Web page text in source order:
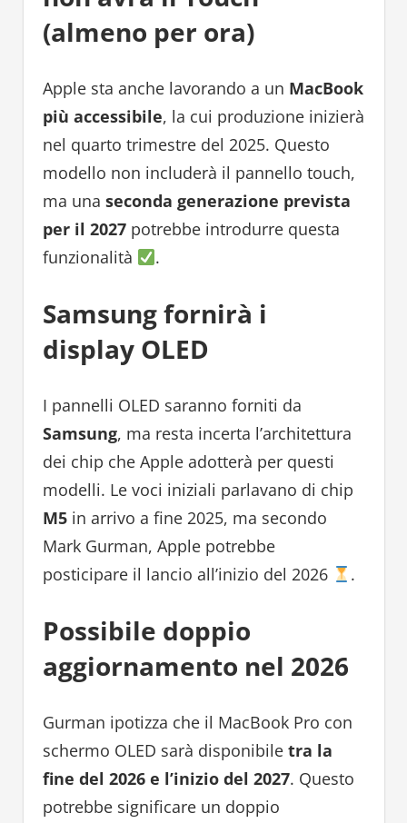
(almeno per ora)
Apple sta anche lavorando a un MacBook
più accessibile, la cui produzione inizierà
nel quarto trimestre del 2025. Questo
modello non includerà il pannello touch,
ma una seconda generazione prevista
per il 2027potrebbe introdurre questa
funzionalità
.
Samsung fornirà i
display OLED
I pannelli OLED saranno forniti da
Samsung, ma resta incerta l’architettura
dei chip che Apple adotterà per questi
modelli. Le voci iniziali parlavano di chip
M5in arrivo a fine 2025, ma secondo
Mark Gurman, Apple potrebbe
posticipare il lancio all’inizio del 2026
.
Possibile doppio
aggiornamento nel 2026
Gurman ipotizza che il MacBook Pro con
schermo OLED sarà disponibile tra la
fine del 2026 e l’inizio del 2027. Questo
potrebbe significare un doppio